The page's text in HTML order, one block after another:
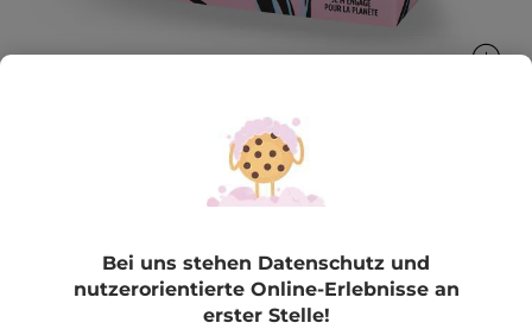
Festes Shampoo Glanz
60 g
4.6 ★★★★★
★★★★★ (277)BEWERTUNG VERFASSEN
Bei uns stehen Datenschutz und
nutzerorientierte Online-Erlebnisse an
erster Stelle!